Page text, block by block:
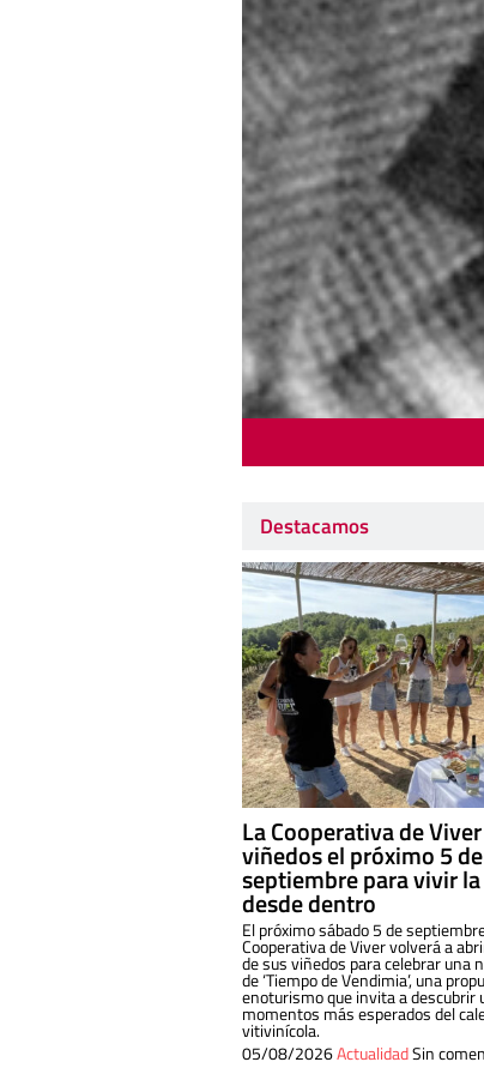
Destacamos
La Cooperativa de
viñedos el próximo 5 de
septiembre para vivir
desde dentro
El próximo sábado 5 de
Cooperativa de Viver volverá a
de sus viñedos para celebrar una
de ‘Tiempo de Vendimia’, una
enoturismo que invita a descubrir
momentos más esperados del
vitivinícola.
05/08/2026ActualidadSin